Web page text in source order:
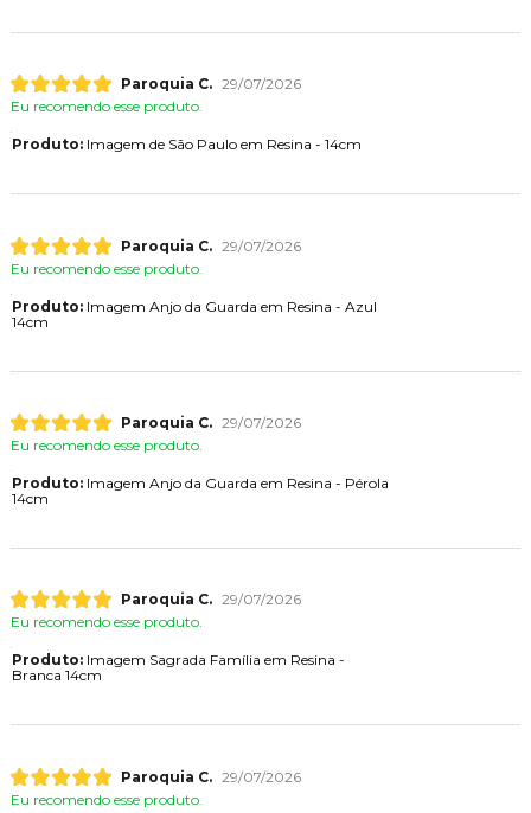
Paroquia C. 29/07/2026
Eu recomendo esse produto.
Produto:Imagem de São Paulo em Resina - 14cm
Paroquia C. 29/07/2026
Eu recomendo esse produto.
Produto:Imagem Anjo da Guarda em Resina - Azul
14cm
Paroquia C. 29/07/2026
Eu recomendo esse produto.
Produto:Imagem Anjo da Guarda em Resina - Pérola
14cm
Paroquia C. 29/07/2026
Eu recomendo esse produto.
Produto:Imagem Sagrada Família em Resina -
Branca 14cm
Paroquia C. 29/07/2026
Eu recomendo esse produto.